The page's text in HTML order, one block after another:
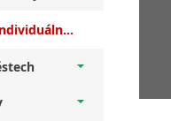
Italština online - individuální lekce (Skype, Zoom...) (IND_IT_online)